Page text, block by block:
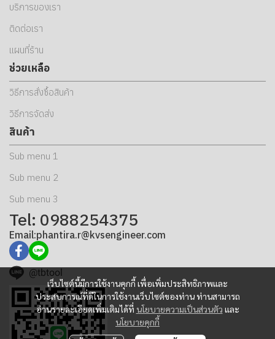
เว็บไซต์นี้มีการใช้งานคุกกี้ เพื่อเพิ่มประสิทธิภาพและ
ประสบการณ์ที่ดีในการใช้งานเว็บไซต์ของท่าน ท่านสามารถ
อ่านรายละเอียดเพิ่มเติมได้ที่ นโยบายความเป็นส่วนตัว และ
นโยบายคุกกี้
บริการของเรา
ติดต่อเรา
แผนที่ร้าน
ช่วยเหลือ
วิธีการสั่งซื้อสินค้า
วิธีการจัดส่ง
สินค้า
Sub menu 1
Sub menu 2
Sub menu 3
Tel: 0988254375
Email:phantira.r@kvsengineer.com
@tbtool